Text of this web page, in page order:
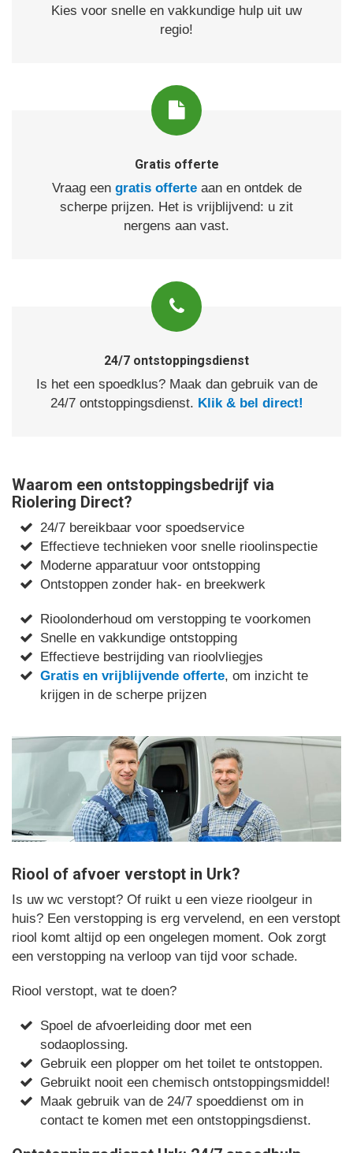
Kies voor snelle en vakkundige hulp uit uw
regio!
Gratis offerte
Vraag een gratis offerteaan en ontdek de
scherpe prijzen. Het is vrijblijvend: u zit
nergens aan vast.
24/7 ontstoppingsdienst
Is het een spoedklus? Maak dan gebruik van de
24/7 ontstoppingsdienst. Klik & bel direct!
Waarom een ontstoppingsbedrijf via
Riolering Direct?
24/7 bereikbaar voor spoedservice
Effectieve technieken voor snelle rioolinspectie
Moderne apparatuur voor ontstopping
Ontstoppen zonder hak- en breekwerk
Rioolonderhoud om verstopping te voorkomen
Snelle en vakkundige ontstopping
Effectieve bestrijding van rioolvliegjes
Gratis en vrijblijvende offerte, om inzicht te
krijgen in de scherpe prijzen
Riool of afvoer verstopt in Urk?
Is uw wc verstopt? Of ruikt u een vieze rioolgeur in
huis? Een verstopping is erg vervelend, en een verstopt
riool komt altijd op een ongelegen moment. Ook zorgt
een verstopping na verloop van tijd voor schade.
Riool verstopt, wat te doen?
Spoel de afvoerleiding door met een
sodaoplossing.
Gebruik een plopper om het toilet te ontstoppen.
Gebruikt nooit een chemisch ontstoppingsmiddel!
Maak gebruik van de 24/7 spoeddienst om in
contact te komen met een ontstoppingsdienst.